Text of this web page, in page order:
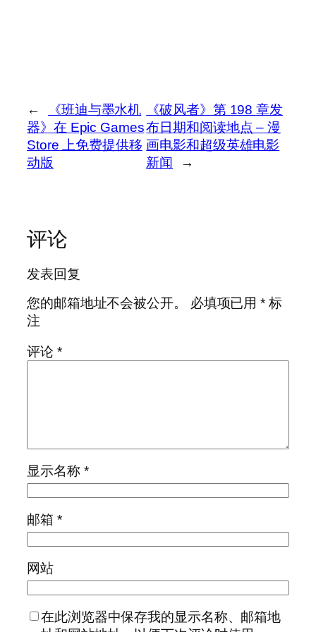
←
《班迪与墨水机
器》在 Epic Games
Store 上免费提供移
动版
《破风者》第 198 章发
布日期和阅读地点 – 漫
画电影和超级英雄电影
新闻
→
评论
发表回复
您的邮箱地址不会被公开。
必填项已用* 标
注
评论 *
显示名称 *
邮箱 *
网站
在此浏览器中保存我的显示名称、邮箱地